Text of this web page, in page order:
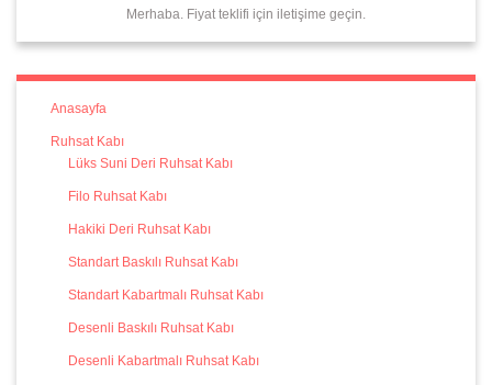
Merhaba. Fiyat teklifi için iletişime geçin.
Anasayfa
Ruhsat Kabı
Lüks Suni Deri Ruhsat Kabı
Filo Ruhsat Kabı
Hakiki Deri Ruhsat Kabı
Standart Baskılı Ruhsat Kabı
Standart Kabartmalı Ruhsat Kabı
Desenli Baskılı Ruhsat Kabı
Desenli Kabartmalı Ruhsat Kabı